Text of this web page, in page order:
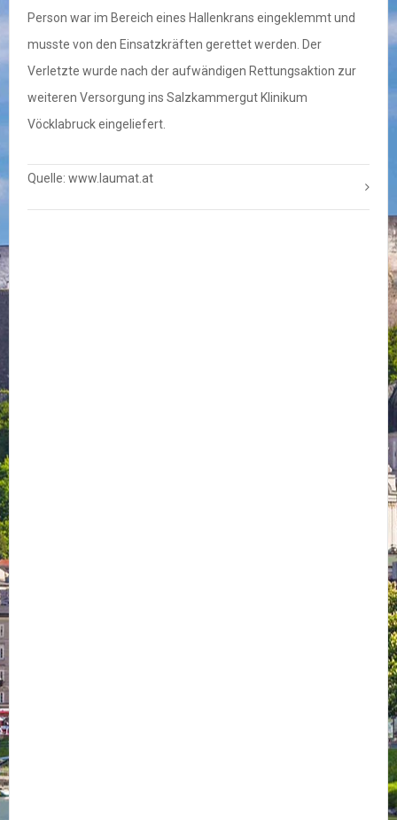
Person war im Bereich eines Hallenkrans eingeklemmt und
musste von den Einsatzkräften gerettet werden. Der
Verletzte wurde nach der aufwändigen Rettungsaktion zur
weiteren Versorgung ins Salzkammergut Klinikum
Vöcklabruck eingeliefert.
Quelle: www.laumat.at